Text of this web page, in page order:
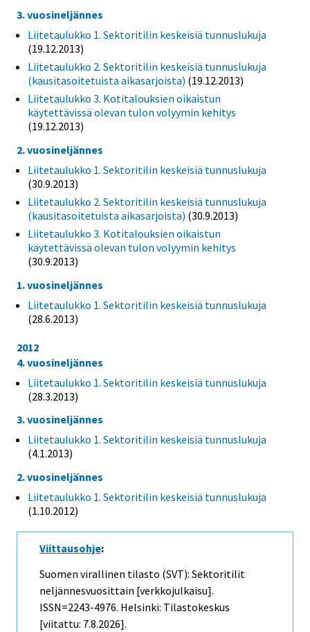
3. vuosineljännes
Liitetaulukko 1. Sektoritilin keskeisiä tunnuslukuja
(19.12.2013)
Liitetaulukko 2. Sektoritilin keskeisiä tunnuslukuja
(kausitasoitetuista aikasarjoista) (19.12.2013)
Liitetaulukko 3. Kotitalouksien oikaistun
käytettävissä olevan tulon volyymin kehitys
(19.12.2013)
2. vuosineljännes
Liitetaulukko 1. Sektoritilin keskeisiä tunnuslukuja
(30.9.2013)
Liitetaulukko 2. Sektoritilin keskeisiä tunnuslukuja
(kausitasoitetuista aikasarjoista) (30.9.2013)
Liitetaulukko 3. Kotitalouksien oikaistun
käytettävissä olevan tulon volyymin kehitys
(30.9.2013)
1. vuosineljännes
Liitetaulukko 1. Sektoritilin keskeisiä tunnuslukuja
(28.6.2013)
2012
4. vuosineljännes
Liitetaulukko 1. Sektoritilin keskeisiä tunnuslukuja
(28.3.2013)
3. vuosineljännes
Liitetaulukko 1. Sektoritilin keskeisiä tunnuslukuja
(4.1.2013)
2. vuosineljännes
Liitetaulukko 1. Sektoritilin keskeisiä tunnuslukuja
(1.10.2012)
Viittausohje:
Suomen virallinen tilasto (SVT): Sektoritilit
neljännesvuosittain [verkkojulkaisu].
ISSN=2243-4976. Helsinki: Tilastokeskus
[viitattu: 7.8.2026].